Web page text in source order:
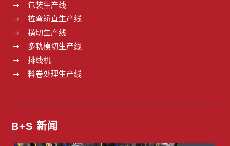
$ 包装生产线
$ 拉弯矫直生产线
$ 横切生产线
$ 多轨模切生产线
$ 排线机
$ 料卷处理生产线
B+S 新闻